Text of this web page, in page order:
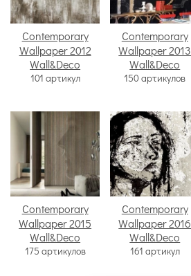
Contemporary
Wallpaper 2012
Wall&Deco
101 артикул
Contemporary
Wallpaper 2013
Wall&Deco
150 артикулов
Contemporary
Wallpaper 2015
Wall&Deco
175 артикулов
Contemporary
Wallpaper 2016
Wall&Deco
161 артикул